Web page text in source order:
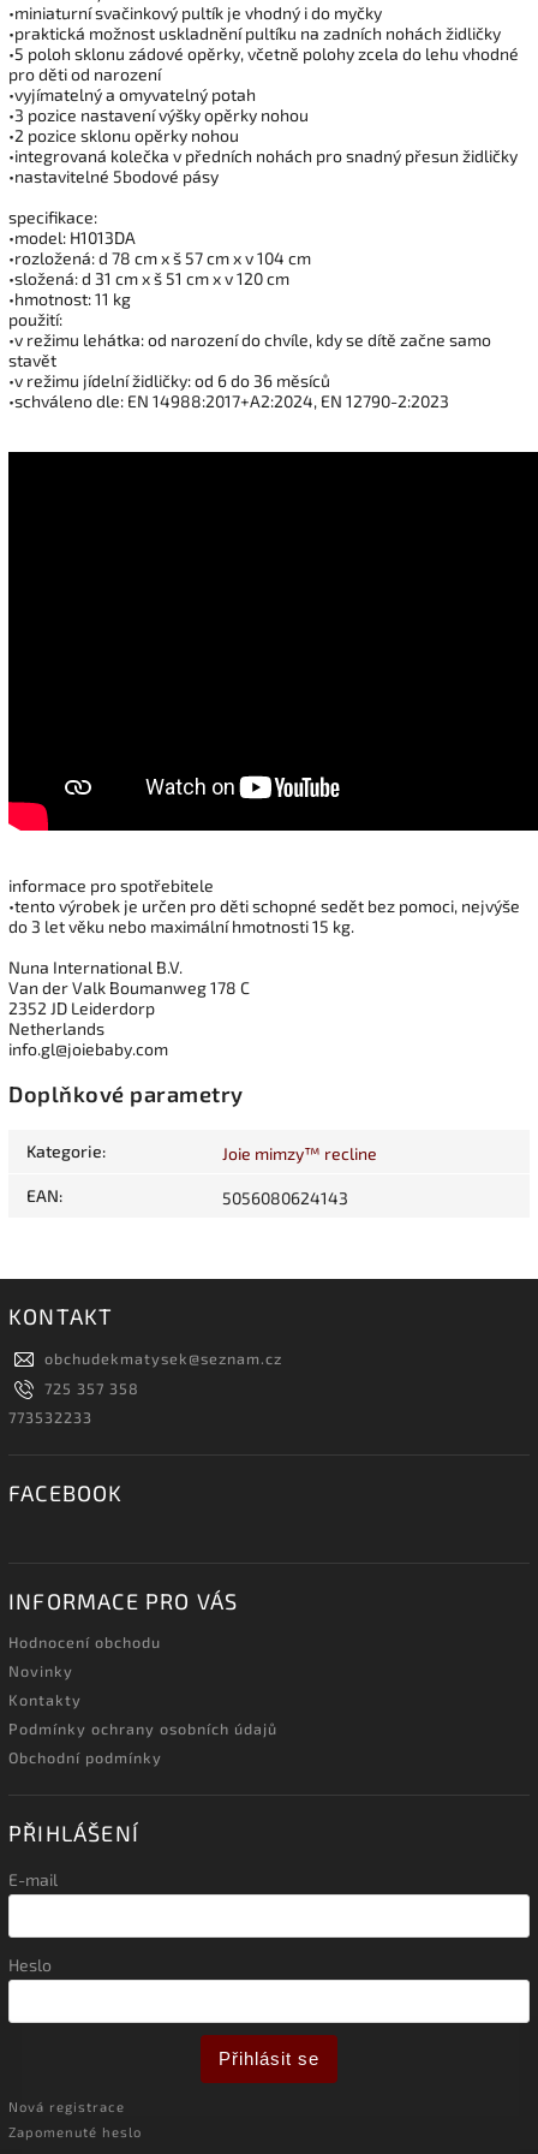
•miniaturní svačinkový pultík je vhodný i do myčky
•praktická možnost uskladnění pultíku na zadních nohách židličky
•5 poloh sklonu zádové opěrky, včetně polohy zcela do lehu vhodné
pro děti od narození
•vyjímatelný a omyvatelný potah
•3 pozice nastavení výšky opěrky nohou
•2 pozice sklonu opěrky nohou
•integrovaná kolečka v předních nohách pro snadný přesun židličky
•nastavitelné 5bodové pásy
specifikace:
•model: H1013DA
•rozložená: d 78 cm x š 57 cm x v 104 cm
•složená: d 31 cm x š 51 cm x v 120 cm
•hmotnost: 11 kg
použití:
•v režimu lehátka: od narození do chvíle, kdy se dítě začne samo
stavět
•v režimu jídelní židličky: od 6 do 36 měsíců
•schváleno dle: EN 14988:2017+A2:2024, EN 12790-2:2023
informace pro spotřebitele
•tento výrobek je určen pro děti schopné sedět bez pomoci, nejvýše
do 3 let věku nebo maximální hmotnosti 15 kg.
Nuna International B.V.
Van der Valk Boumanweg 178 C
2352 JD Leiderdorp
Netherlands
info.gl@joiebaby.com
Doplňkové parametry
Kategorie: Joie mimzy™ recline
EAN: 5056080624143
KONTAKT
obchudekmatysek@seznam.cz
725 357 358
773532233
FACEBOOK
INFORMACE PRO VÁS
Hodnocení obchodu
Novinky
Kontakty
Podmínky ochrany osobních údajů
Obchodní podmínky
PŘIHLÁŠENÍ
E-mail
Heslo
Přihlásit se
Nová registrace
Zapomenuté heslo